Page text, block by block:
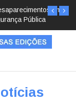
em
Pública